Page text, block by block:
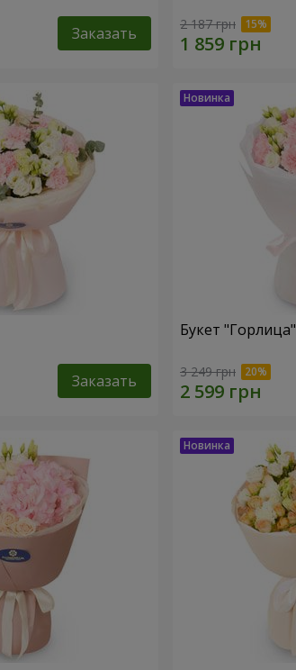
Заказать 2 187 грн
Заказать
Букет "Горлица"
3 249 грн